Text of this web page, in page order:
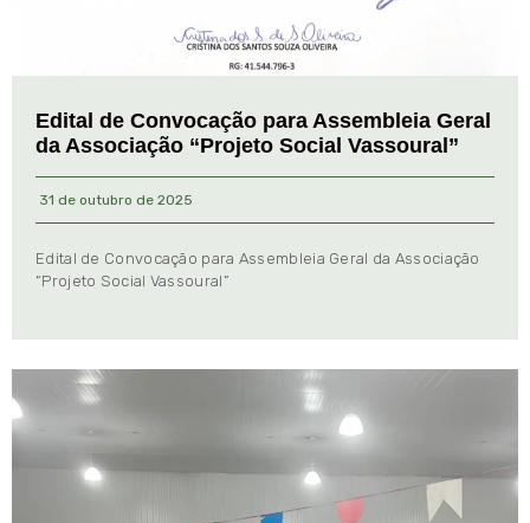
Edital de Convocação para Assembleia Geral
da Associação “Projeto Social Vassoural”
31 de outubro de 2025
Edital de Convocação para Assembleia Geral da Associação
“Projeto Social Vassoural”